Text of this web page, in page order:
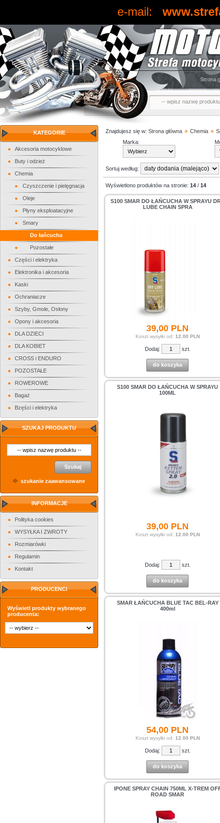
e-mail:
Strona
KATEGORIE
Akcesoria motocyklowe
Buty i odzież
Chemia
Czyszczenie i pielęgnacja
Oleje
Płyny eksploatacyjne
Smary
Do łańcucha
Pozostałe
Części i elektryka
Elektronika i akcesoria
Kaski
Ochraniacze
Szyby, Gmole, Osłony
Opony i akcesoria
DLA DZIECI
DLA KOBIET
CROSS i ENDURO
POZOSTAŁE
ROWEROWE
Bagaż
Bzęści i elektryka
SZUKAJ PRODUKTU
Szukaj
szukanie zaawansowane
INFORMACJE
Polityka cookies
WYSYŁKA I ZWROTY
Rozmiarówki
Regulamin
Kontakt
PRODUCENCI
Wyświetl produkty wybranego
producenta:
Znajdujesz się w: Strona główna » Chemia »
Marka:
Sortuj według:
Wyświetlono produktów na stronie: 14 / 14
S100 SMAR DO ŁAŃCUCHA W SPRAYU
LUBE CHAIN SPRA
39,00 PLN
Koszt wysyłki od: 12.00 PLN
Dodaj: szt.
do koszyka
S100 SMAR DO ŁAŃCUCHA W SPRAYU
100ML
39,00 PLN
Koszt wysyłki od: 12.00 PLN
Dodaj: szt.
do koszyka
SMAR ŁAŃCUCHA BLUE TAC BEL-RAY
400ml
54,00 PLN
Koszt wysyłki od: 12.00 PLN
Dodaj: szt.
do koszyka
IPONE SPRAY CHAIN 750ML X-TREM
ROAD SMAR